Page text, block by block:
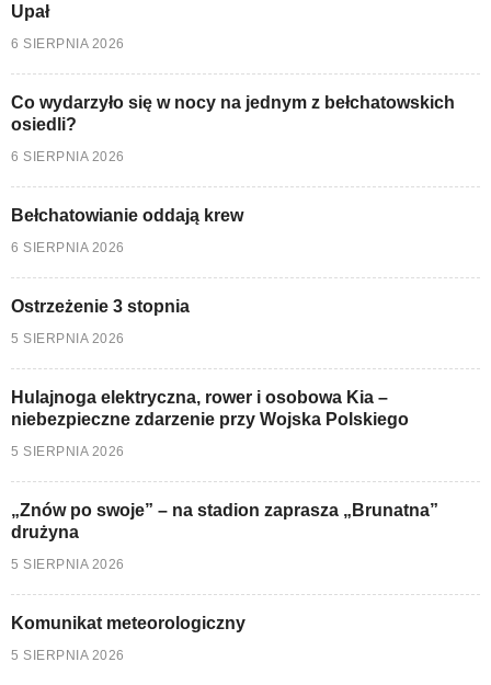
Upał
6 SIERPNIA 2026
Co wydarzyło się w nocy na jednym z bełchatowskich
osiedli?
6 SIERPNIA 2026
Bełchatowianie oddają krew
6 SIERPNIA 2026
Ostrzeżenie 3 stopnia
5 SIERPNIA 2026
Hulajnoga elektryczna, rower i osobowa Kia –
niebezpieczne zdarzenie przy Wojska Polskiego
5 SIERPNIA 2026
„Znów po swoje” – na stadion zaprasza „Brunatna”
drużyna
5 SIERPNIA 2026
Komunikat meteorologiczny
5 SIERPNIA 2026